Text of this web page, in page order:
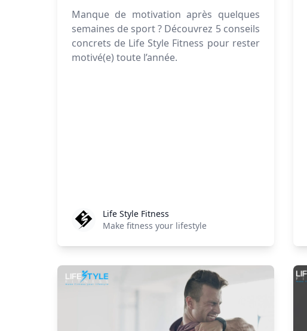
Manque de motivation après quelques
semaines de sport ? Découvrez 5 conseils
concrets de Life Style Fitness pour rester
motivé(e) toute l’année.
Life Style Fitness
Life Style Fitness
Make fitness your lifestyle